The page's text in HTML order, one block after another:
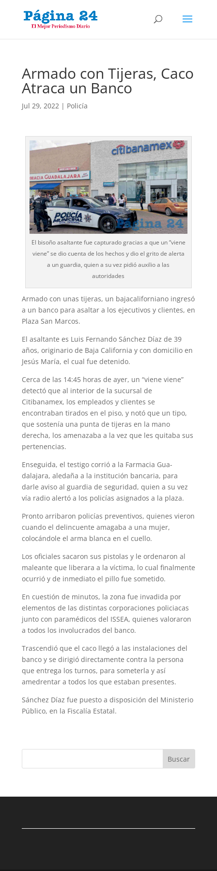
Armado con Tijeras, Caco
Atraca un Banco
Jul 29, 2022| Policía
El bisoño asaltante fue capturado gracias a que un “viene
viene” se dio cuenta de los hechos y dio el grito de alerta
a un guardia, quien a su vez pidió auxilio a las
autoridades
Armado con unas tijeras, un bajacaliforniano ingresó
a un banco para asaltar a los ejecutivos y clientes, en
Plaza San Marcos.
El asaltante es Luis Fernando Sánchez Díaz de 39
años, originario de Baja California y con domicilio en
Jesús María, el cual fue detenido.
Cerca de las 14:45 horas de ayer, un “viene viene”
detectó que al interior de la sucursal de
Citibanamex, los empleados y clientes se
encontraban tirados en el piso, y notó que un tipo,
que sostenía una punta de tijeras en la mano
derecha, los amenazaba a la vez que les quitaba sus
pertenencias.
Enseguida, el testigo corrió a la Farmacia Gua­
dalajara, aledaña a la institución bancaria, para
darle aviso al guardia de seguridad, quien a su vez
vía radio alertó a los policías asignados a la plaza.
Pronto arribaron policías preventivos, quienes vieron
cuando el delincuente amagaba a una mujer,
colocándole el arma blanca en el cuello.
Los oficiales sacaron sus pistolas y le orde­naron al
maleante que liberara a la víctima, lo cual finalmente
ocurrió y de inmediato el pillo fue sometido.
En cuestión de minutos, la zona fue invadida por
elementos de las distintas corporaciones policiacas
junto con paramédicos del ISSEA, quienes valoraron
a todos los involucrados del banco.
Trascendió que el caco llegó a las instalacio­nes del
banco y se dirigió directamente contra la persona
que entrega los turnos, para some­terla y así
amedrentar a todos los que estaban presentes.
Sánchez Díaz fue puesto a disposición del Ministerio
Público, en la Fiscalía Estatal.
Buscar